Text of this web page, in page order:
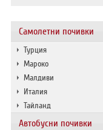
Самолетни почивки
Турция
Мароко
Малдиви
Италия
Тайланд
Автобусни почивки